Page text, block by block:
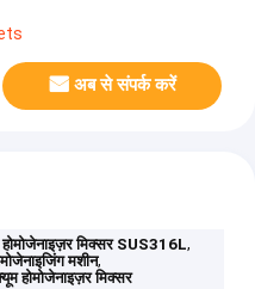
अब से संपर्क करें
मिक्सर SUS316L,
मशीन,
होमोजेनाइज़र मिक्सर